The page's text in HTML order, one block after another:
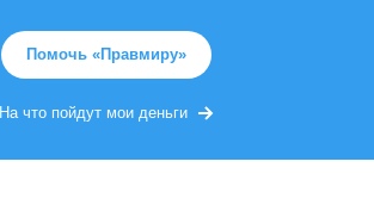
Помочь «Правмиру»
На что пойдут мои деньги